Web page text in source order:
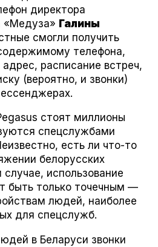
директора
«Медуза» Галины
смогли получить
телефона,
расписание встреч,
(вероятно, и звонки)
стоят миллионы
спецслужбами
есть ли что-то
белорусских
использование
быть только точечным —
людей, наиболее
для спецслужб.
в Беларуси звонки